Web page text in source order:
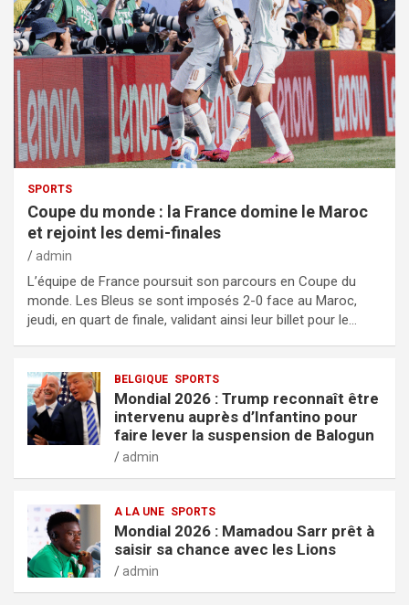
SPORTS
Coupe du monde : la France domine le Maroc
et rejoint les demi-finales
admin
L’équipe de France poursuit son parcours en Coupe du
monde. Les Bleus se sont imposés 2-0 face au Maroc,
jeudi, en quart de finale, validant ainsi leur billet pour le…
BELGIQUE SPORTS
Mondial 2026 : Trump reconnaît être
intervenu auprès d’Infantino pour
faire lever la suspension de Balogun
admin
A LA UNE SPORTS
Mondial 2026 : Mamadou Sarr prêt à
saisir sa chance avec les Lions
admin